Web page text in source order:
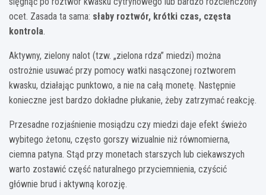
ocet. Zasada ta sama: słaby roztwór, krótki czas, częsta
kontrola.
Aktywny, zielony nalot (tzw. „zielona rdza” miedzi) można
ostrożnie usuwać przy pomocy watki nasączonej roztworem
kwasku, działając punktowo, a nie na całą monetę. Następnie
konieczne jest bardzo dokładne płukanie, żeby zatrzymać reakcję.
Przesadne rozjaśnienie mosiądzu czy miedzi daje efekt świeżo
wybitego żetonu, często gorszy wizualnie niż równomierna,
ciemna patyna. Stąd przy monetach starszych lub ciekawszych
warto zostawić część naturalnego przyciemnienia, czyścić
głównie brud i aktywną korozję.